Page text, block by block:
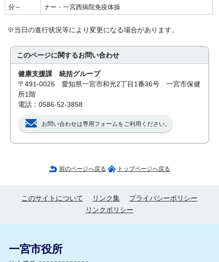
分～
ナー・一宮西病院免疫体操
※当日の進行状況等により変更になる場合があります。
このページに関するお問い合わせ
健康支援課 統括グループ
〒491-0026 愛知県一宮市和光2丁目1番36号 一宮市保健
所1階
電話：0586-52-3858
お問い合わせは専用フォームをご利用ください。
前のページへ戻る トップページへ戻る
このサイトについて リンク集
プライバシーポリシー
リンクポリシー
一宮市役所